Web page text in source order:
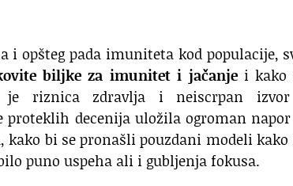
i opšteg pada imuniteta kod populacije,
biljke za imunitet i jačanjei
je riznica zdravlja i neiscrpan izvor
decenija uložila ogroman
kako bi se pronašli pouzdani modeli
puno uspeha ali i gubljenja fokusa.